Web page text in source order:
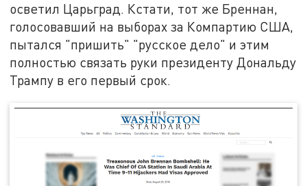
осветил Царьград. Кстати, тот же Бреннан,
голосовавший на выборах за Компартию США,
пытался "пришить" "русское дело" и этим
полностью связать руки президенту Дональду
Трампу в его первый срок.